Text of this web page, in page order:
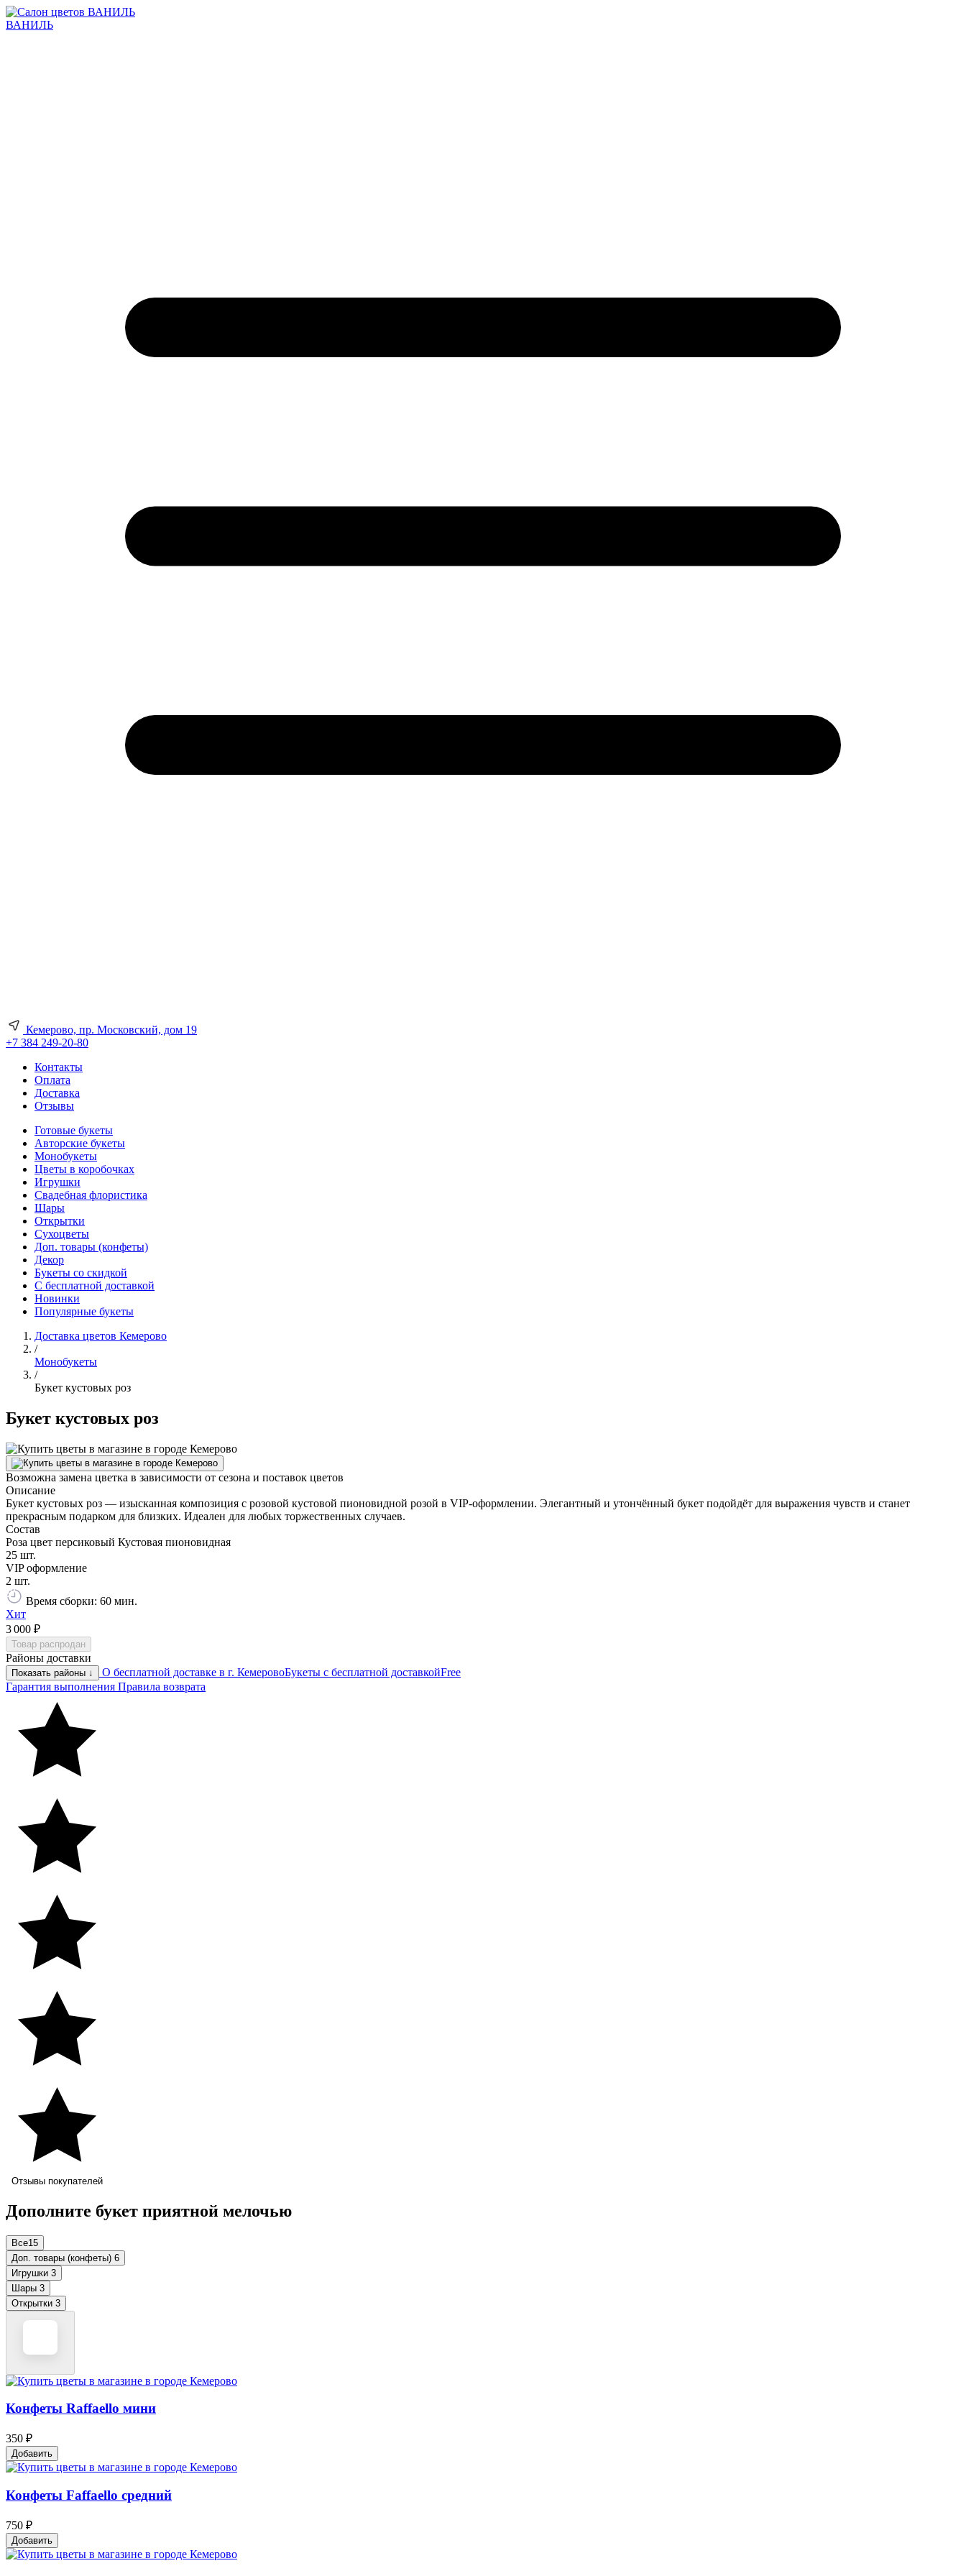
ВАНИЛЬ
Кемерово, пр. Московский, дом 19
+7 384 249-20-80
Контакты
Оплата
Доставка
Отзывы
Готовые букеты
Авторские букеты
Монобукеты
Цветы в коробочках
Игрушки
Свадебная флористика
Шары
Открытки
Сухоцветы
Доп. товары (конфеты)
Декор
Букеты со скидкой
С бесплатной доставкой
Новинки
Популярные букеты
Доставка цветов Кемерово
/
Монобукеты
/
Букет кустовых роз
Букет кустовых роз
Возможна замена цветка в зависимости от сезона и поставок цветов
Описание
Букет кустовых роз — изысканная композиция с розовой кустовой пионовидной розой в VIP-оформлении. Элегантный и утончённый букет подойдёт для выражения чувств и станет
прекрасным подарком для близких. Идеален для любых торжественных случаев.
Состав
Роза цвет персиковый Кустовая пионовидная
25 шт.
VIP оформление
2 шт.
Время сборки: 60 мин.
Хит
3 000 ₽
Товар распродан
Районы доставки
Показать районы ↓ О бесплатной доставке в г. КемеровоБукеты с бесплатной доставкойFree
Гарантия выполнения Правила возврата
Отзывы покупателей
Дополните букет приятной мелочью
Все15
Доп. товары (конфеты) 6
Игрушки 3
Шары 3
Открытки 3
Конфеты Raffaello мини
350 ₽
Добавить
Конфеты Faffaello средний
750 ₽
Добавить